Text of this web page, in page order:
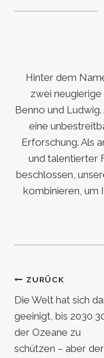
Hinter dem
zwei
Benno und
eine
Erforschung. Als
und talentierter
beschlossen,
kombinieren, um
ZURÜCK
Die Welt hat sich
geeinigt, bis 2030
der Ozeane zu
schützen – aber der